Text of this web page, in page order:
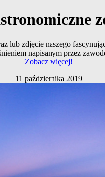
lub zdjęcie naszego
napisanym przez
Zobacz więcej!
11 października 2019